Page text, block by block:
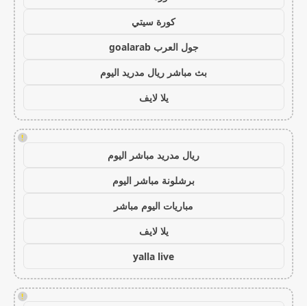
كورة سيتي
جول العرب goalarab
بث مباشر ريال مدريد اليوم
يلا لايف
!
ريال مدريد مباشر اليوم
برشلونة مباشر اليوم
مباريات اليوم مباشر
يلا لايف
yalla live
!